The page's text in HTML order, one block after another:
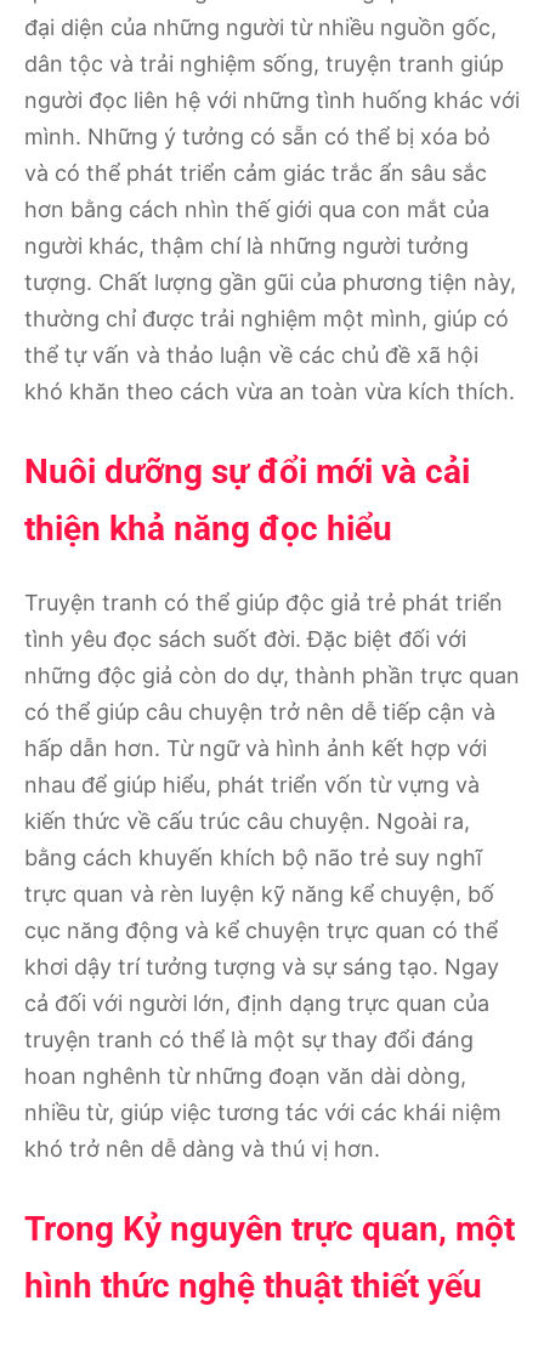
đại diện của những người từ nhiều nguồn gốc,
dân tộc và trải nghiệm sống, truyện tranh giúp
người đọc liên hệ với những tình huống khác với
mình. Những ý tưởng có sẵn có thể bị xóa bỏ
và có thể phát triển cảm giác trắc ẩn sâu sắc
hơn bằng cách nhìn thế giới qua con mắt của
người khác, thậm chí là những người tưởng
tượng. Chất lượng gần gũi của phương tiện này,
thường chỉ được trải nghiệm một mình, giúp có
thể tự vấn và thảo luận về các chủ đề xã hội
khó khăn theo cách vừa an toàn vừa kích thích.
Nuôi dưỡng sự đổi mới và cải
thiện khả năng đọc hiểu
Truyện tranh có thể giúp độc giả trẻ phát triển
tình yêu đọc sách suốt đời. Đặc biệt đối với
những độc giả còn do dự, thành phần trực quan
có thể giúp câu chuyện trở nên dễ tiếp cận và
hấp dẫn hơn. Từ ngữ và hình ảnh kết hợp với
nhau để giúp hiểu, phát triển vốn từ vựng và
kiến ​​thức về cấu trúc câu chuyện. Ngoài ra,
bằng cách khuyến khích bộ não trẻ suy nghĩ
trực quan và rèn luyện kỹ năng kể chuyện, bố
cục năng động và kể chuyện trực quan có thể
khơi dậy trí tưởng tượng và sự sáng tạo. Ngay
cả đối với người lớn, định dạng trực quan của
truyện tranh có thể là một sự thay đổi đáng
hoan nghênh từ những đoạn văn dài dòng,
nhiều từ, giúp việc tương tác với các khái niệm
khó trở nên dễ dàng và thú vị hơn.
Trong Kỷ nguyên trực quan, một
hình thức nghệ thuật thiết yếu